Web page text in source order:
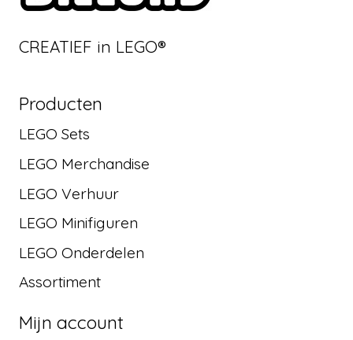
CREATIEF in LEGO®
Producten
LEGO Sets
LEGO Merchandise
LEGO Verhuur
LEGO Minifiguren
LEGO Onderdelen
Assortiment
Mijn account